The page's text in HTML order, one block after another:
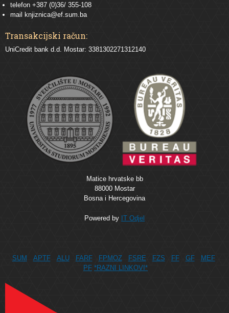
telefon +387 (0)36/ 355-108
mail
knjiznica@ef.sum.ba
Transakcijski račun:
UniCredit bank d.d. Mostar: 3381302271312140
Matice hrvatske bb
88000 Mostar
Bosna i Hercegovina
Powered by IT Odjel
SUM APTF ALU FARF FPMOZ FSRE FZS FF GF
MEF
PF *RAZNI LINKOVI*